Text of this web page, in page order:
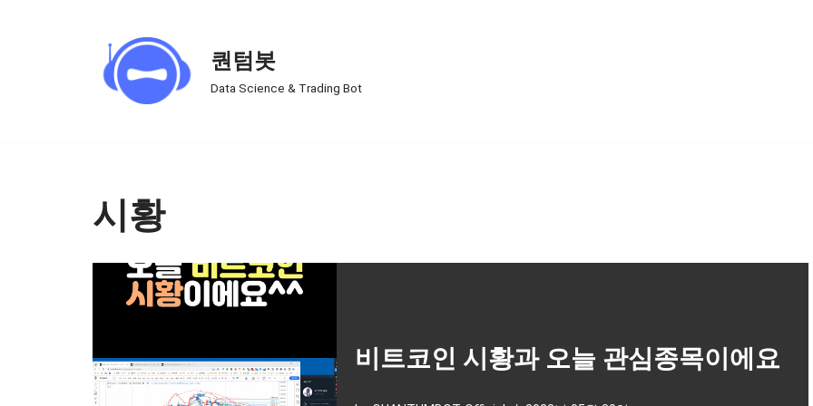
퀀텀봇
Data Science & Trading Bot
시황
비트코인 시황과 오늘 관심종목이에요